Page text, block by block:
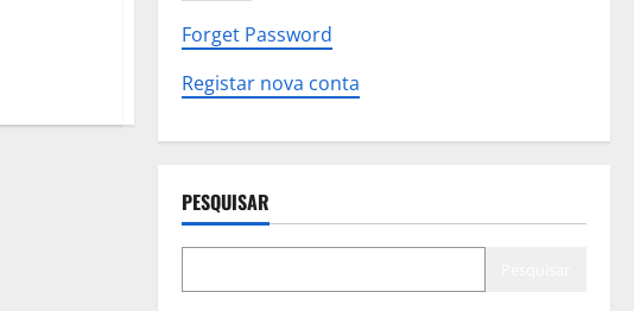
Forget Password
Registar nova conta
PESQUISAR